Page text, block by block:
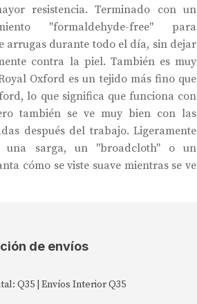
resistencia. Terminado con un
"formaldehyde-free" para
arrugas durante todo el día, sin dejar
contra la piel. También es muy
Oxford es un tejido más fino que
lo que significa que funciona con
también se ve muy bien con las
después del trabajo. Ligeramente
una sarga, un "broadcloth" o un
cómo se viste suave mientras se ve
de envíos
Q35 | Envíos Interior Q35